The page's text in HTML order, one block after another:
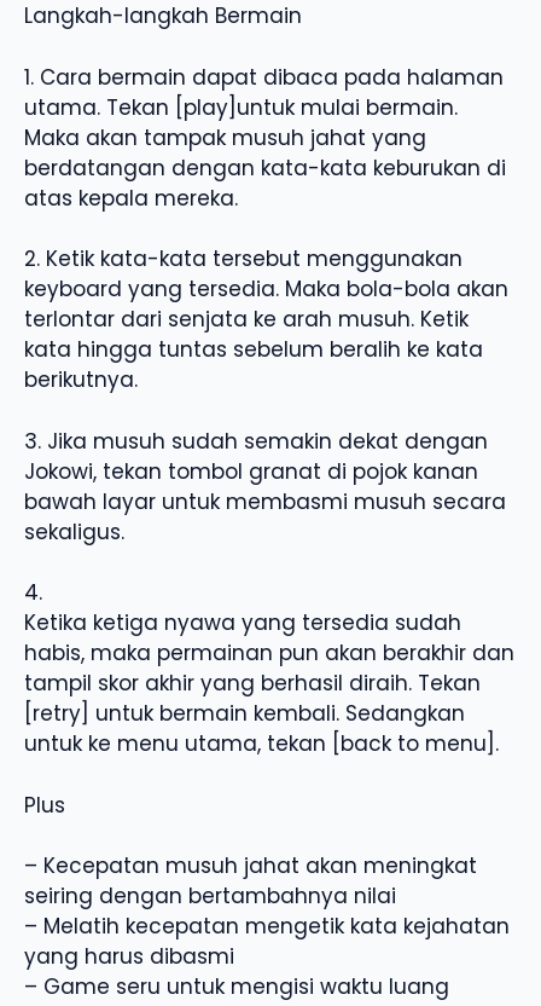
Langkah-langkah Bermain
1. Cara bermain dapat dibaca pada halaman
utama. Tekan [play]untuk mulai bermain.
Maka akan tampak musuh jahat yang
berdatangan dengan kata-kata keburukan di
atas kepala mereka.
2. Ketik kata-kata tersebut menggunakan
keyboard yang tersedia. Maka bola-bola akan
terlontar dari senjata ke arah musuh. Ketik
kata hingga tuntas sebelum beralih ke kata
berikutnya.
3. Jika musuh sudah semakin dekat dengan
Jokowi, tekan tombol granat di pojok kanan
bawah layar untuk membasmi musuh secara
sekaligus.
4.
Ketika ketiga nyawa yang tersedia sudah
habis, maka permainan pun akan berakhir dan
tampil skor akhir yang berhasil diraih. Tekan
[retry] untuk bermain kembali. Sedangkan
untuk ke menu utama, tekan [back to menu].
Plus
– Kecepatan musuh jahat akan meningkat
seiring dengan bertambahnya nilai
– Melatih kecepatan mengetik kata kejahatan
yang harus dibasmi
– Game seru untuk mengisi waktu luang